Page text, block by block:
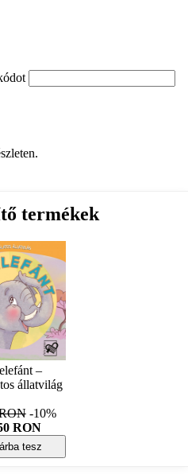
termékek
–
állatvilág
-10%
RON
tesz